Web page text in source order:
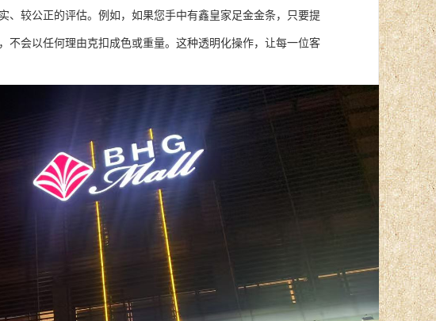
、较公正的评估。例如，如果您手中有鑫皇家足金金条，只要提
不会以任何理由克扣成色或重量。这种透明化操作，让每一位客